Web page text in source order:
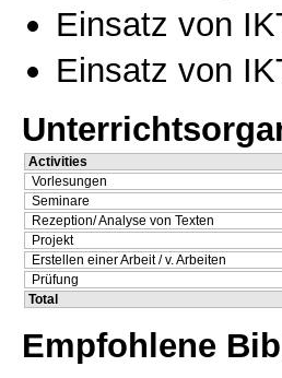
Einsatz von
Einsatz von
Activities
Vorlesungen
Seminare
Rezeption/ Analyse von Texten
Projekt
Erstellen einer Arbeit / v. Arbeiten
Prüfung
Total
Empfohlene